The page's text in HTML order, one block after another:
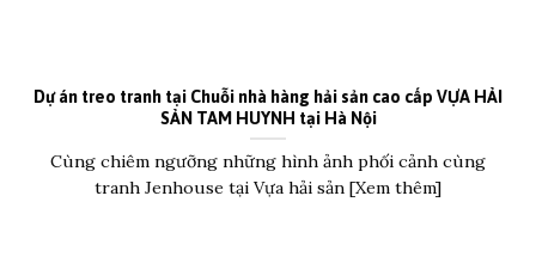
Dự án treo tranh tại Chuỗi nhà hàng hải sản cao cấp VỰA HẢI
SẢN TAM HUYNH tại Hà Nội
Cùng chiêm ngưỡng những hình ảnh phối cảnh cùng
tranh Jenhouse tại Vựa hải sản [Xem thêm]